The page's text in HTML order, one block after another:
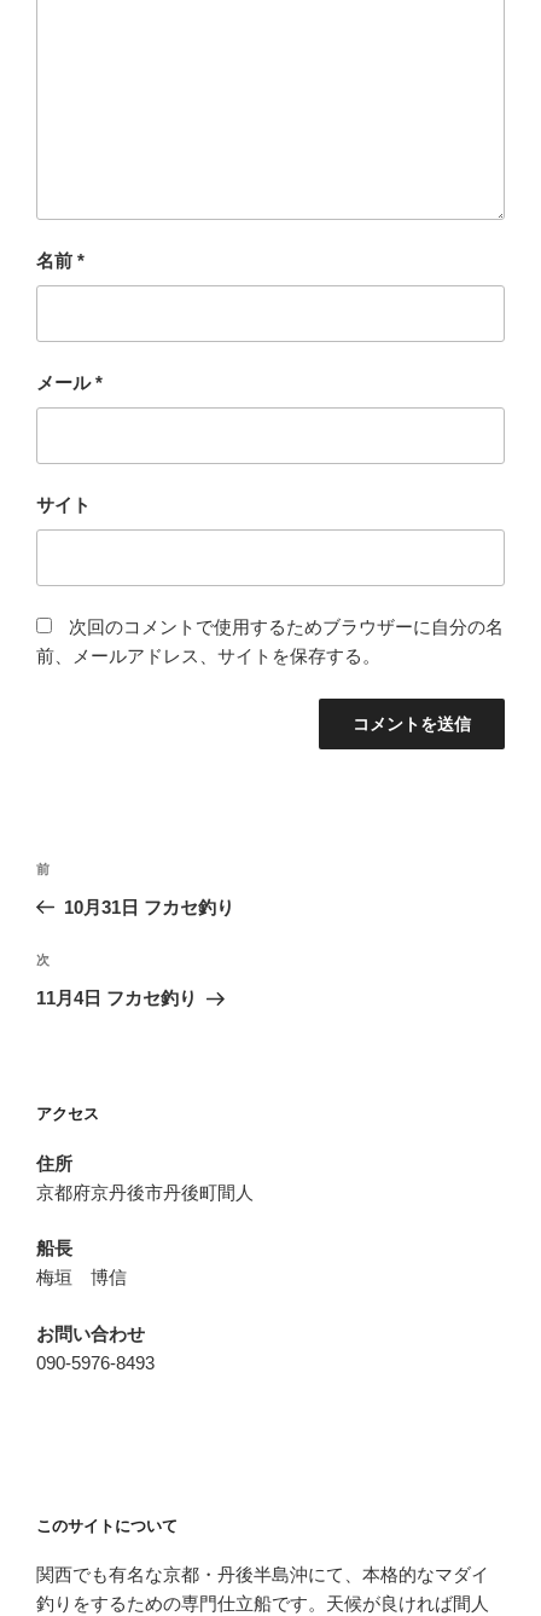
名前 *
メール*
サイト
次回のコメントで使用するためブラウザーに自分の名
前、メールアドレス、サイトを保存する。
投
ナ
ビ
ゲ
ン
前
の
稿
前
10月31日 フカセ釣り
次
の
次
11月4日 フカセ釣り
アクセス
住所
京都府京丹後市丹後町間人
船長
梅垣 博信
お問い合わせ
090-5976-8493
このサイトについて
関西でも有名な京都・丹後半島沖にて、本格的なマダイ
釣りをするための専門仕立船です。天候が良ければ間人